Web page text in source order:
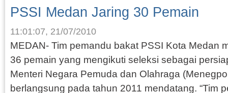
PSSI Medan Jaring 30 Pemain
11:01:07, 21/07/2010
MEDAN- Tim pemandu bakat PSSI Kota Medan
36 pemain yang mengikuti seleksi sebagai
Menteri Negara Pemuda dan Olahraga
berlangsung pada tahun 2011 mendatang. “Tim